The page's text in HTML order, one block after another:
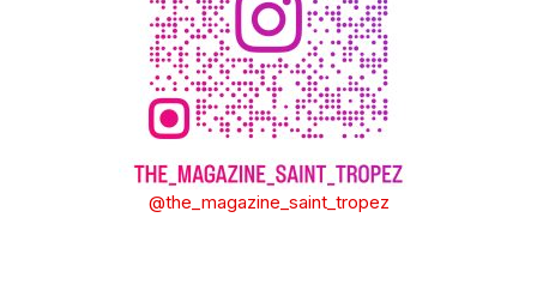
@the_magazine_saint_tropez